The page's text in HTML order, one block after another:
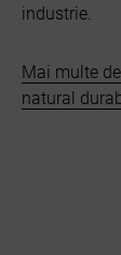
industrie.
Mai multe
natural